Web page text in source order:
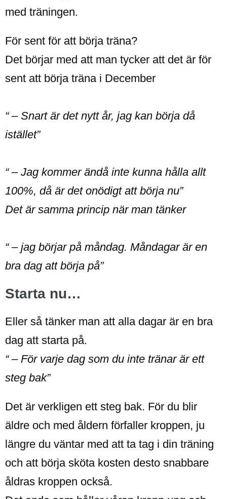
med träningen.
För sent för att börja träna?
Det börjar med att man tycker att det är för
sent att börja träna i December
“ – Snart är det nytt år, jag kan börja då
istället”
“ – Jag kommer ändå inte kunna hålla allt
100%, då är det onödigt att börja nu”
Det är samma princip när man tänker
“ – jag börjar på måndag. Måndagar är en
bra dag att börja på”
Starta nu…
Eller så tänker man att alla dagar är en bra
dag att starta på.
“ – För varje dag som du inte tränar är ett
steg bak”
Det är verkligen ett steg bak. För du blir
äldre och med åldern förfaller kroppen, ju
längre du väntar med att ta tag i din träning
och att börja sköta kosten desto snabbare
åldras kroppen också.